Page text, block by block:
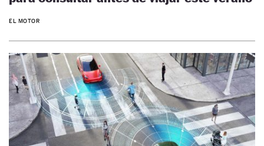
EL MOTOR